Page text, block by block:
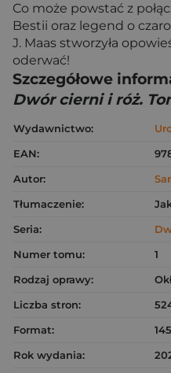
Co może powstać z
Bestii oraz legend o
J. Maas stworzyła
oderwać!
Szczegółowe
Dwór cierni i róż.
Wydawnictwo:
EAN:
Autor:
Tłumaczenie:
Seria:
Numer tomu:
1
Rodzaj oprawy:
Liczba stron:
Format:
Rok wydania: